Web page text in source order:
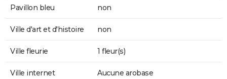
Pavillon bleu non
Ville d'art et d'histoire non
Ville fleurie 1 fleur(s)
Ville internet Aucune arobase